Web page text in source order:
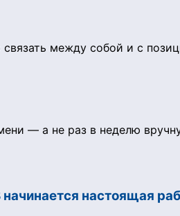
между собой и с
— а не раз в неделю
настоящая